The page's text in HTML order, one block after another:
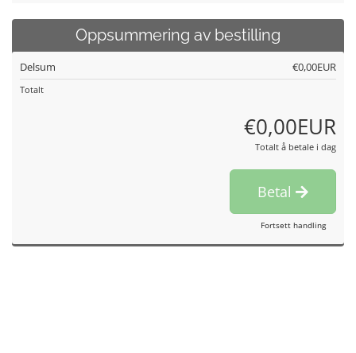
Oppsummering av bestilling
Delsum €0,00EUR
Totalt
€0,00EUR
Totalt å betale i dag
Betal
Fortsett handling